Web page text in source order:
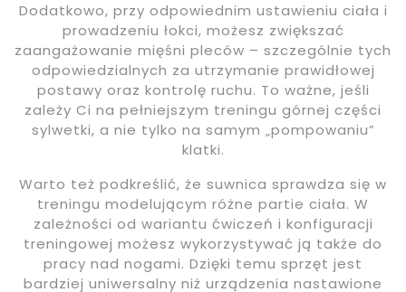
Dodatkowo, przy odpowiednim ustawieniu ciała i
prowadzeniu łokci, możesz zwiększać
zaangażowanie mięśni pleców – szczególnie tych
odpowiedzialnych za utrzymanie prawidłowej
postawy oraz kontrolę ruchu. To ważne, jeśli
zależy Ci na pełniejszym treningu górnej części
sylwetki, a nie tylko na samym „pompowaniu”
klatki.
Warto też podkreślić, że suwnica sprawdza się w
treningu modelującym różne partie ciała. W
zależności od wariantu ćwiczeń i konfiguracji
treningowej możesz wykorzystywać ją także do
pracy nad nogami. Dzięki temu sprzęt jest
bardziej uniwersalny niż urządzenia nastawione